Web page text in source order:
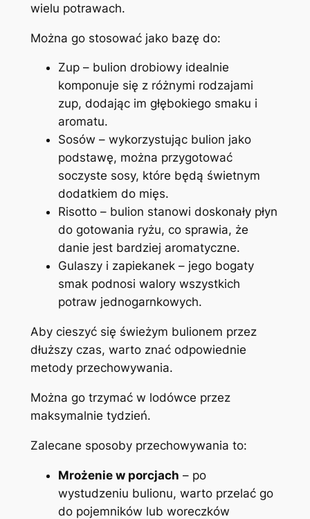
wielu potrawach.
Można go stosować jako bazę do:
Zup – bulion drobiowy idealnie
komponuje się z różnymi rodzajami
zup, dodając im głębokiego smaku i
aromatu.
Sosów – wykorzystując bulion jako
podstawę, można przygotować
soczyste sosy, które będą świetnym
dodatkiem do mięs.
Risotto – bulion stanowi doskonały płyn
do gotowania ryżu, co sprawia, że
danie jest bardziej aromatyczne.
Gulaszy i zapiekanek – jego bogaty
smak podnosi walory wszystkich
potraw jednogarnkowych.
Aby cieszyć się świeżym bulionem przez
dłuższy czas, warto znać odpowiednie
metody przechowywania.
Można go trzymać w lodówce przez
maksymalnie tydzień.
Zalecane sposoby przechowywania to:
Mrożenie w porcjach – po
wystudzeniu bulionu, warto przelać go
do pojemników lub woreczków